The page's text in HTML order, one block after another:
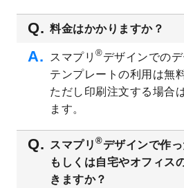
2023/8/18
チケットのデザイ
ました。
2023/8/7
【新商品】チケット
りました！
美容・エステのチ
トを追加しました。
いたしました。
2023/6/12
うちわのデザイン
しました。
料金はかかりますか？
スマプリ ®デザインでの
テンプレートの利用は無
ただし印刷注文する場合
ます。
スマプリ ®デザインで作
もしくは自宅やオフィス
きますか？